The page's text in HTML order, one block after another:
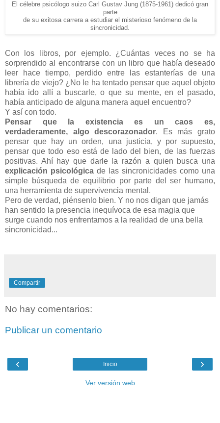
El célebre psicólogo suizo Carl Gustav Jung (1875-1961) dedicó gran
parte
de su exitosa carrera a estudiar el misterioso fenómeno de la
sincronicidad.
Con los libros, por ejemplo. ¿Cuántas veces no se ha
sorprendido al encontrarse con un libro que había deseado
leer hace tiempo, perdido entre las estanterías de una
librería de viejo? ¿No le ha tentado pensar que aquel objeto
había ido allí a buscarle, o que su mente, en el pasado,
había anticipado de alguna manera aquel encuentro?
Y así con todo.
Pensar que la existencia es un caos es,
verdaderamente, algo descorazonador. Es más grato
pensar que hay un orden, una justicia, y por supuesto,
pensar que todo eso está de lado del bien, de las fuerzas
positivas. Ahí hay que darle la razón a quien busca una
explicación psicológica de las sincronicidades como una
simple búsqueda de equilibrio por parte del ser humano,
una herramienta de supervivencia mental.
Pero de verdad, piénsenlo bien. Y no nos digan que jamás
han sentido la presencia inequívoca de esa magia que
surge cuando nos enfrentamos a la realidad de una bella
sincronicidad...
Compartir
No hay comentarios:
Publicar un comentario
‹ ›
Inicio
Ver versión web